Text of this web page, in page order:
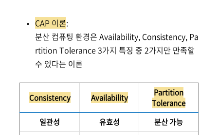
CAP 이론:
분산 컴퓨팅 환경은 Availability, Consistency, Pa
rtition Tolerance 3가지 특징 중 2가지만 만족할
수 있다는 이론
Consistency Availability
Partition
Tolerance
일관성
유효성 분산 가능